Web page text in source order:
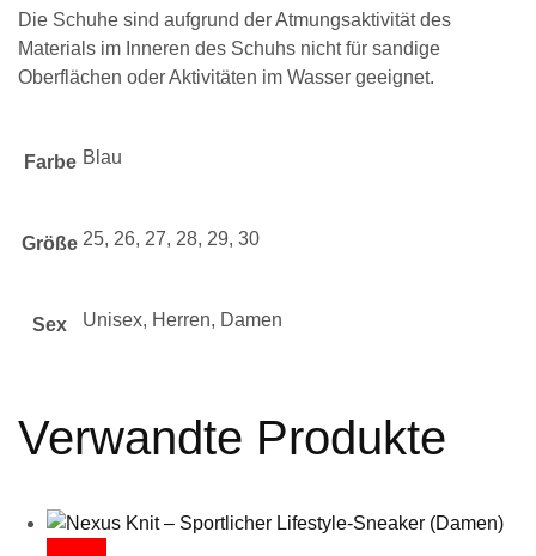
Die Schuhe sind aufgrund der Atmungsaktivität des
Materials im Inneren des Schuhs nicht für sandige
Oberflächen oder Aktivitäten im Wasser geeignet.
Farbe Blau
Größe 25, 26, 27, 28, 29, 30
Sex Unisex, Herren, Damen
Verwandte Produkte